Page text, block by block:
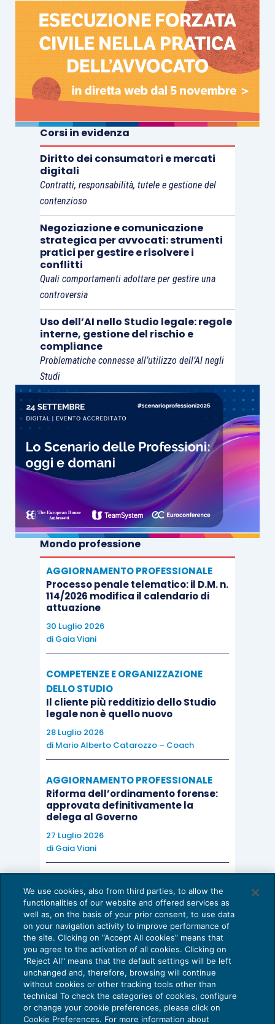
Corsi in evidenza
Diritto dei consumatori e mercati
digitali
Contratti, responsabilità, tutele e gestione del
contenzioso
Negoziazione e comunicazione
strategica per avvocati: strumenti
pratici per gestire e risolvere i
conflitti
Quali comportamenti adottare per gestire una
controversia
Uso dell’AI nello Studio legale: regole
interne, gestione del rischio e
compliance
Problematiche connesse all’utilizzo dell’AI negli
Studi
Mondo professione
AGGIORNAMENTO PROFESSIONALE
Processo penale telematico: il D.M. n.
114/2026 modifica il calendario di
attuazione
30 Luglio 2026
di Gaia Viani
COMPETENZE E ORGANIZZAZIONE
DELLO STUDIO
Il cliente più redditizio dello Studio
legale non è quello nuovo
28 Luglio 2026
di Mario Alberto Catarozzo – Coach
AGGIORNAMENTO PROFESSIONALE
Riforma dell’ordinamento forense:
approvata definitivamente la
delega al Governo
27 Luglio 2026
di Gaia Viani
Come evitare le allucinazioni dell’AI:
guida per l’avvocato
24 Luglio 2026
di Sofia Savoia
We use cookies, also from third parties, to allow the
functionalities of our website and offered services as
well as, on the basis of your prior consent, to use data
on your navigation activity to improve performance of
the site. Clicking on “Accept All cookies” means that
you agree to the activation of all cookies. Clicking on
"Reject All" means that the default settings will be left
unchanged and, therefore, browsing will continue
without cookies or other tracking tools other than
technical To check the categories of cookies, configure
or change your cookie preferences, please click on
Cookie Preferences. For more information about